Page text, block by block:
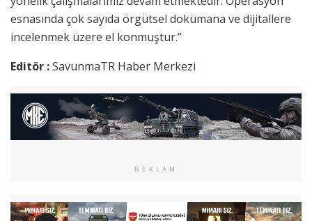
esnasında çok sayıda örgütsel dokümana ve dijitallere
incelenmek üzere el konmuştur.”
Editör :SavunmaTR Haber Merkezi
REKLAM